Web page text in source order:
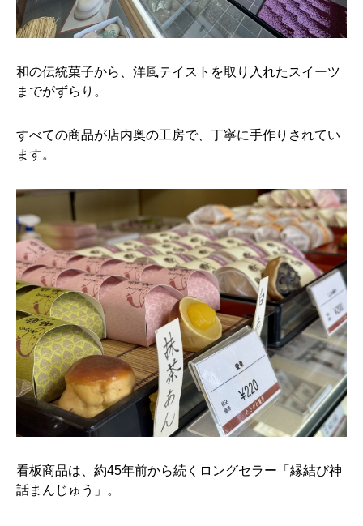
和の伝統菓子から、洋風テイストを取り入れたスイーツ
までがずらり。
すべての商品が店内奥の工房で、丁寧に手作りされてい
ます。
看板商品は、約45年前から続くロングセラー「縁結び神
話まんじゅう」。